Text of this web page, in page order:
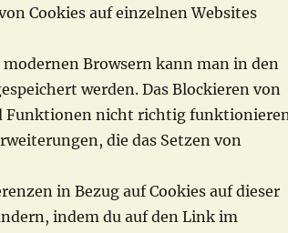
Cookies auf einzelnen Websites
Browsern kann man in den
werden. Das Blockieren von
Funktionen nicht richtig
die das Setzen von
in Bezug auf Cookies auf dieser
indem du auf den Link im